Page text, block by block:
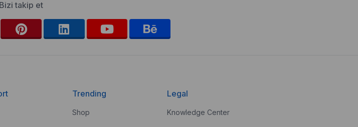
Bizi takip et
Trending
Shop
Legal
Knowledge Center